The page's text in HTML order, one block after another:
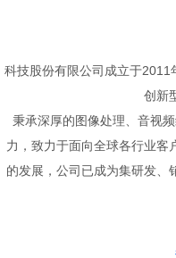
科技股份有限公司成立于2011
创新
秉承深厚的图像处理、音视
力，致力于面向全球各行业客
的发展，公司已成为集研发、